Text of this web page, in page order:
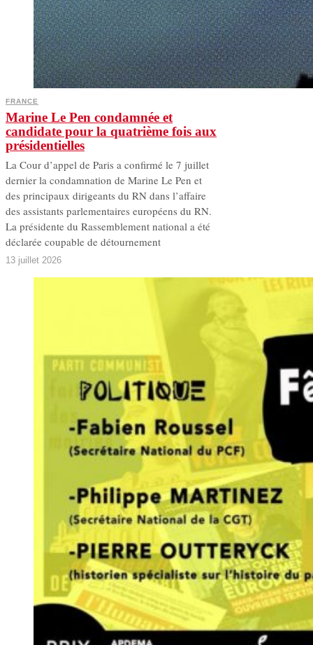
FRANCE
Marine Le Pen condamnée et
candidate pour la quatrième fois aux
présidentielles
La Cour d’appel de Paris a confirmé le 7 juillet
dernier la condamnation de Marine Le Pen et
des principaux dirigeants du RN dans l’affaire
des assistants parlementaires européens du RN.
La présidente du Rassemblement national a été
déclarée coupable de détournement
13 juillet 2026